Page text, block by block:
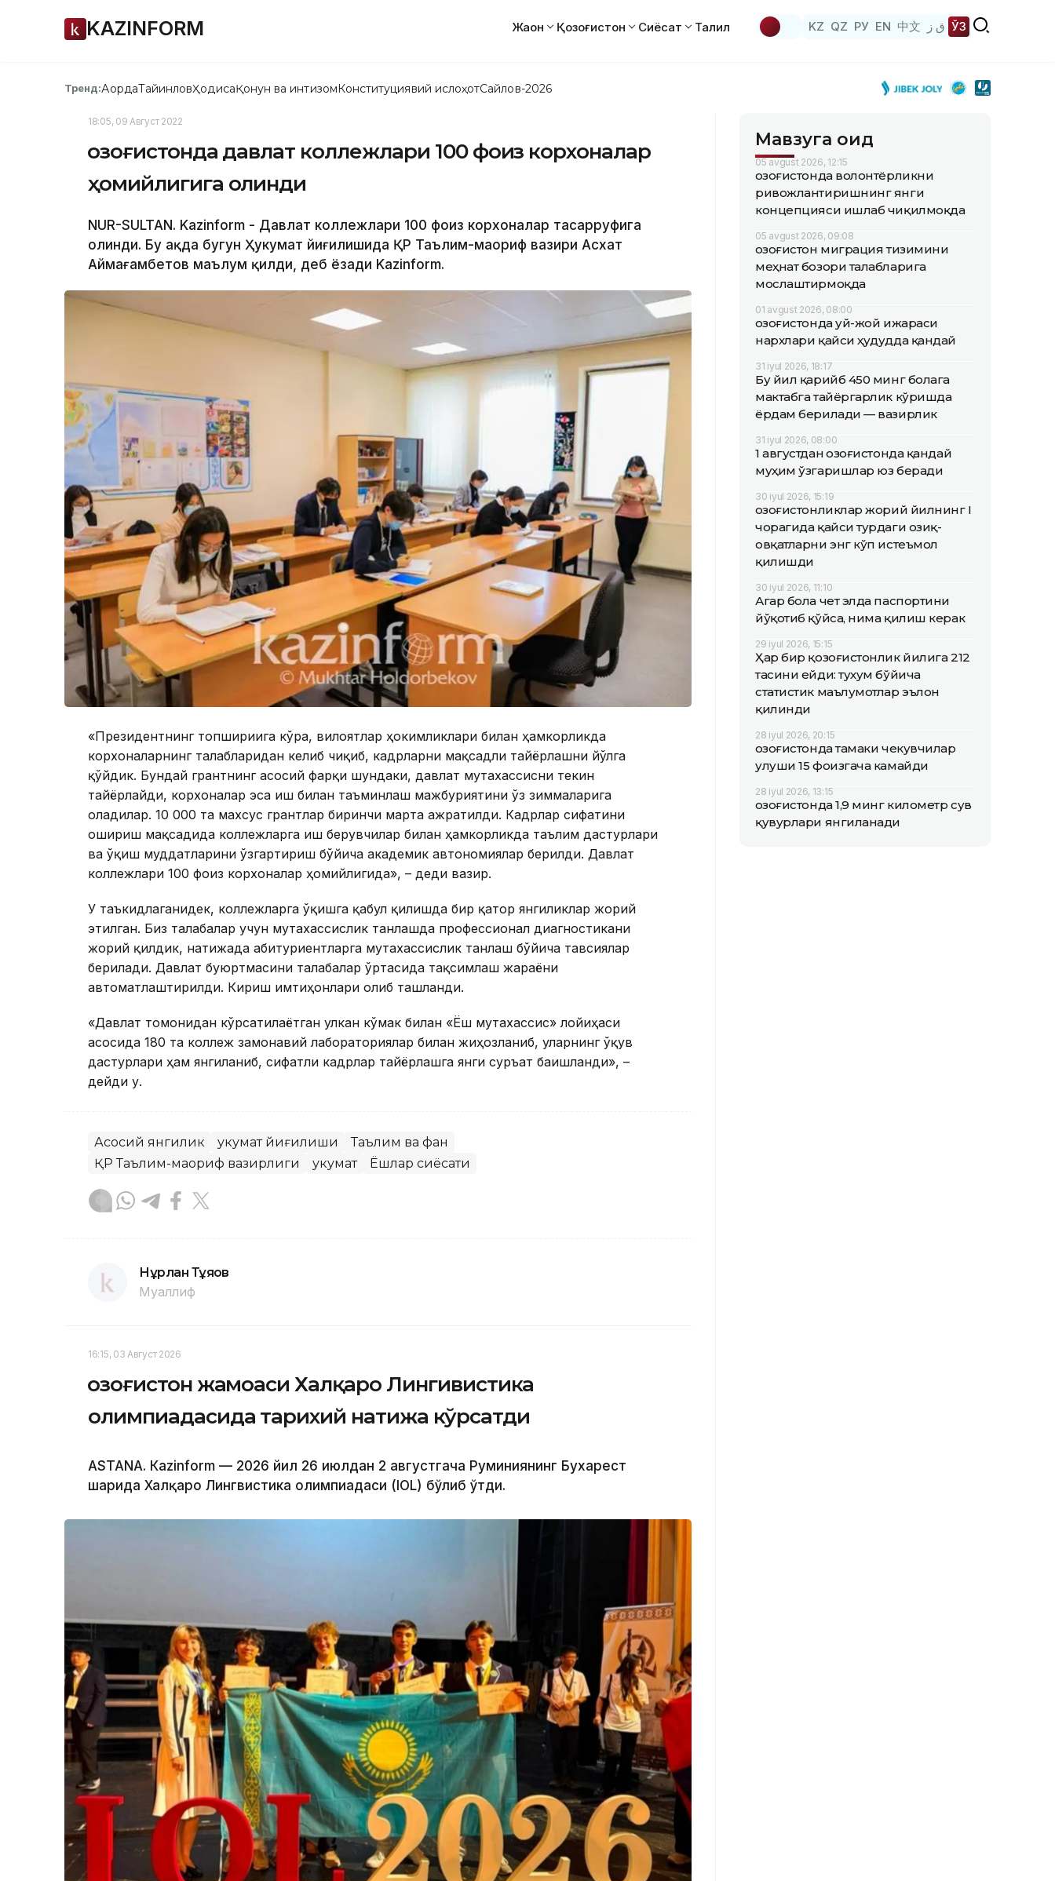
KAZINFORM Жаҳон Қозоғистон Сиёсат Таҳлил KZ QZ РУ EN 中文 ق ز ЎЗ
Тренд:АқордаТайинловҲодисаҚонун ва интизомКонституциявий ислоҳотСайлов-2026
18:05, 09 Август 2022
Қозоғистонда давлат коллежлари 100 фоиз корхоналар
ҳомийлигига олинди
NUR-SULTAN. Kazinform - Давлат коллежлари 100 фоиз корхоналар тасарруфига
олинди. Бу ҳақда бугун Ҳукумат йиғилишида ҚР Таълим-маориф вазири Асхат
Аймағамбетов маълум қилди, деб ёзади Kazinform.
«Президентнинг топшириғига кўра, вилоятлар ҳокимликлари билан ҳамкорликда
корхоналарнинг талабларидан келиб чиқиб, кадрларни мақсадли тайёрлашни йўлга
қўйдик. Бундай грантнинг асосий фарқи шундаки, давлат мутахассисни текин
тайёрлайди, корхоналар эса иш билан таъминлаш мажбуриятини ўз зиммаларига
оладилар. 10 000 та махсус грантлар биринчи марта ажратилди. Кадрлар сифатини
ошириш мақсадида коллежларга иш берувчилар билан ҳамкорликда таълим дастурлари
ва ўқиш муддатларини ўзгартириш бўйича академик автономиялар берилди. Давлат
коллежлари 100 фоиз корхоналар ҳомийлигида», – деди вазир.
У таъкидлаганидек, коллежларга ўқишга қабул қилишда бир қатор янгиликлар жорий
этилган. Биз талабалар учун мутахассислик танлашда профессионал диагностикани
жорий қилдик, натижада абитуриентларга мутахассислик танлаш бўйича тавсиялар
берилади. Давлат буюртмасини талабалар ўртасида тақсимлаш жараёни
автоматлаштирилди. Кириш имтиҳонлари олиб ташланди.
«Давлат томонидан кўрсатилаётган улкан кўмак билан «Ёш мутахассис» лойиҳаси
асосида 180 та коллеж замонавий лабораториялар билан жиҳозланиб, уларнинг ўқув
дастурлари ҳам янгиланиб, сифатли кадрлар тайёрлашга янги суръат бағишланди», –
дейди у.
Асосий янгилик Ҳукумат йиғилиши
Таълим ва фан
ҚР Таълим-маориф вазирлиги
Ҳукумат Ёшлар сиёсати
Нұрлан Тұяқов
Муаллиф
16:15, 03 Август 2026
Қозоғистон жамоаси Халқаро Лингивистика
олимпиадасида тарихий натижа кўрсатди
ASTANА. Кazinform — 2026 йил 26 июлдан 2 августгача Руминиянинг Бухарест
шаҳрида Халқаро Лингвистика олимпиадаси (IOL) бўлиб ўтди.
Мавзуга оид
05 avgust 2026, 12:15
Қозоғистонда волонтёрликни
ривожлантиришнинг янги
концепцияси ишлаб чиқилмоқда
05 avgust 2026, 09:08
Қозоғистон миграция тизимини
меҳнат бозори талабларига
мослаштирмоқда
01 avgust 2026, 08:00
Қозоғистонда уй-жой ижараси
нархлари қайси ҳудудда қандай
31 iyul 2026, 18:17
Бу йил қарийб 450 минг болага
мактабга тайёргарлик кўришда
ёрдам берилади — вазирлик
31 iyul 2026, 08:00
1 августдан Қозоғистонда қандай
муҳим ўзгаришлар юз беради
30 iyul 2026, 15:19
Қозоғистонликлар жорий йилнинг I
чорагида қайси турдаги озиқ-
овқатларни энг кўп истеъмол
қилишди
30 iyul 2026, 11:10
Агар бола чет элда паспортини
йўқотиб қўйса, нима қилиш керак
29 iyul 2026, 15:15
Ҳар бир қозоғистонлик йилига 212
тасини ейди: тухум бўйича
статистик маълумотлар эълон
қилинди
28 iyul 2026, 20:15
Қозоғистонда тамаки чекувчилар
улуши 15 фоизгача камайди
28 iyul 2026, 13:15
Қозоғистонда 1,9 минг километр сув
қувурлари янгиланади